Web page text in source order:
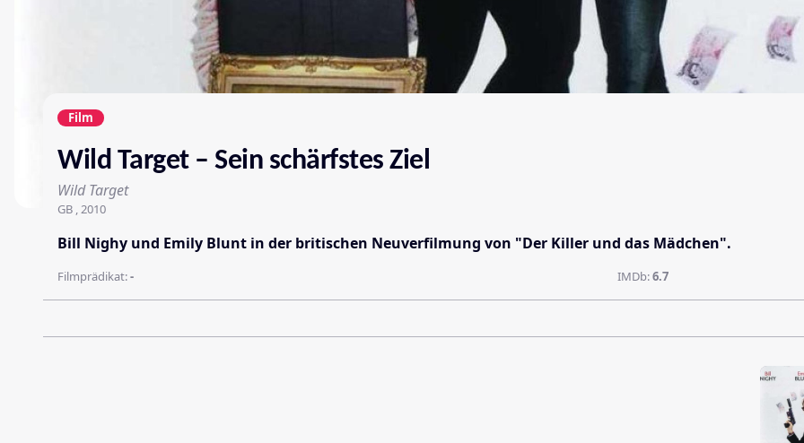
Film
Wild Target – Sein schärfstes Ziel
Wild Target
GB , 2010
Bill Nighy und Emily Blunt in der britischen Neuverfilmung von "Der Killer und das Mädchen".
Filmprädikat:- IMDb:6.7